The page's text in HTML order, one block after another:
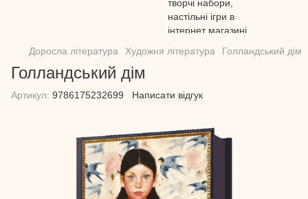
Доросла література Художня література Голландський дім
Голландський дім
Артикул: 9786175232699 Написати відгук